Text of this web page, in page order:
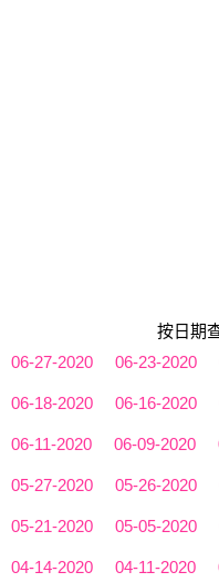
按日期
06-27-2020
06-23-2020
06-18-2020 06-16-2020
06-11-2020 06-09-2020
05-27-2020 05-26-2020
05-21-2020 05-05-2020
04-14-2020 04-11-2020